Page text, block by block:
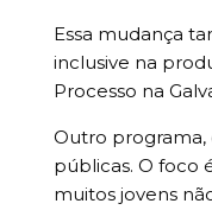
Essa mudança
inclusive na
Processo na
Outro programa,
públicas. O foco
muitos jovens